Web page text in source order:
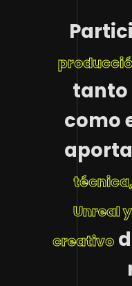
tanto
como
Unreal
creativo